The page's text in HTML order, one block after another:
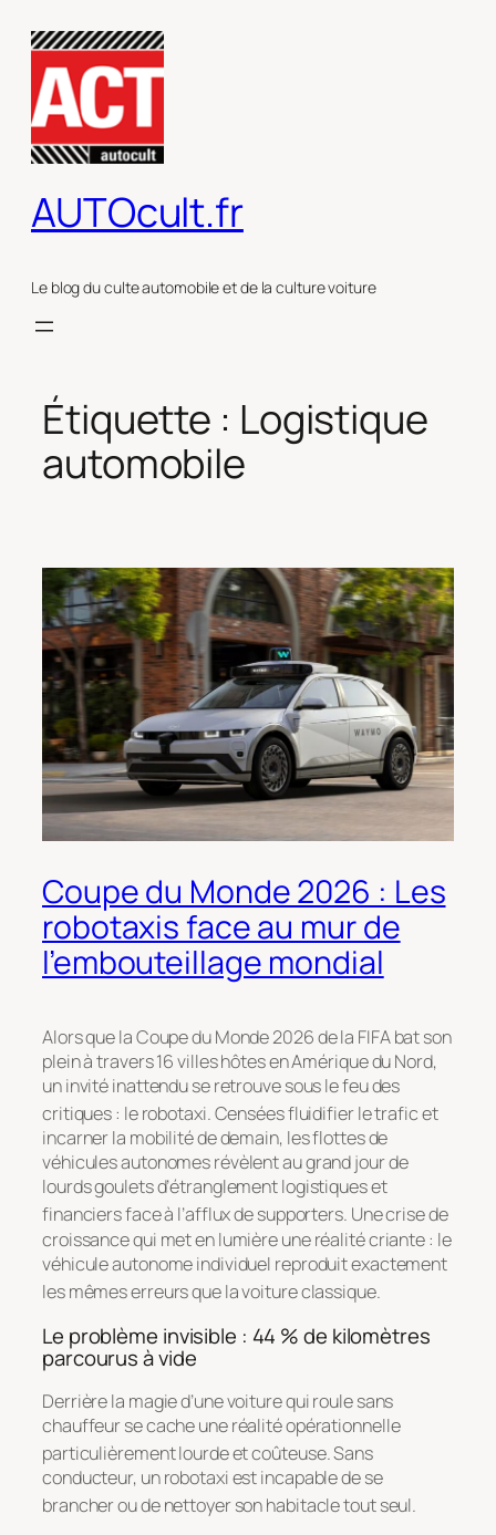
contenu
AUTOcult.fr
Le blog du culte automobile et de la culture voiture
Étiquette : Logistique
automobile
Coupe du Monde 2026 : Les
robotaxis face au mur de
l’embouteillage mondial
Alors que la Coupe du Monde 2026 de la FIFA bat son
plein à travers 16 villes hôtes en Amérique du Nord,
un invité inattendu se retrouve sous le feu des
critiques : le robotaxi. Censées fluidifier le trafic et
incarner la mobilité de demain, les flottes de
véhicules autonomes révèlent au grand jour de
lourds goulets d’étranglement logistiques et
financiers face à l’afflux de supporters. Une crise de
croissance qui met en lumière une réalité criante : le
véhicule autonome individuel reproduit exactement
les mêmes erreurs que la voiture classique.
Le problème invisible : 44 % de kilomètres
parcourus à vide
Derrière la magie d’une voiture qui roule sans
chauffeur se cache une réalité opérationnelle
particulièrement lourde et coûteuse. Sans
conducteur, un robotaxi est incapable de se
brancher ou de nettoyer son habitacle tout seul.